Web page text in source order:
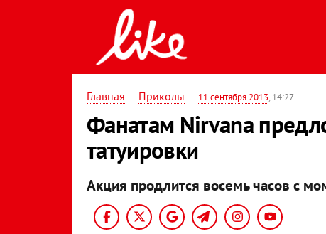
Главная — Приколы — 11 сентября 2013, 14:27
Фанатам Nirvana
татуировки
Акция продлится восемь часов с